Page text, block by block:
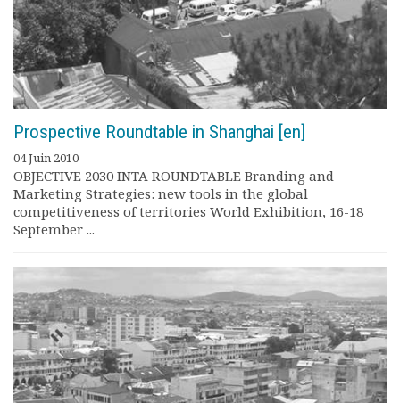
Prospective Roundtable in Shanghai [en]
04 Juin 2010
OBJECTIVE 2030 INTA ROUNDTABLE Branding and
Marketing Strategies: new tools in the global
competitiveness of territories World Exhibition, 16-18
September ...